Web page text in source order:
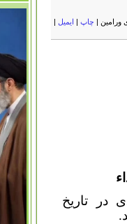
ورامین | چاپ | ایمیل |
در تاریخ